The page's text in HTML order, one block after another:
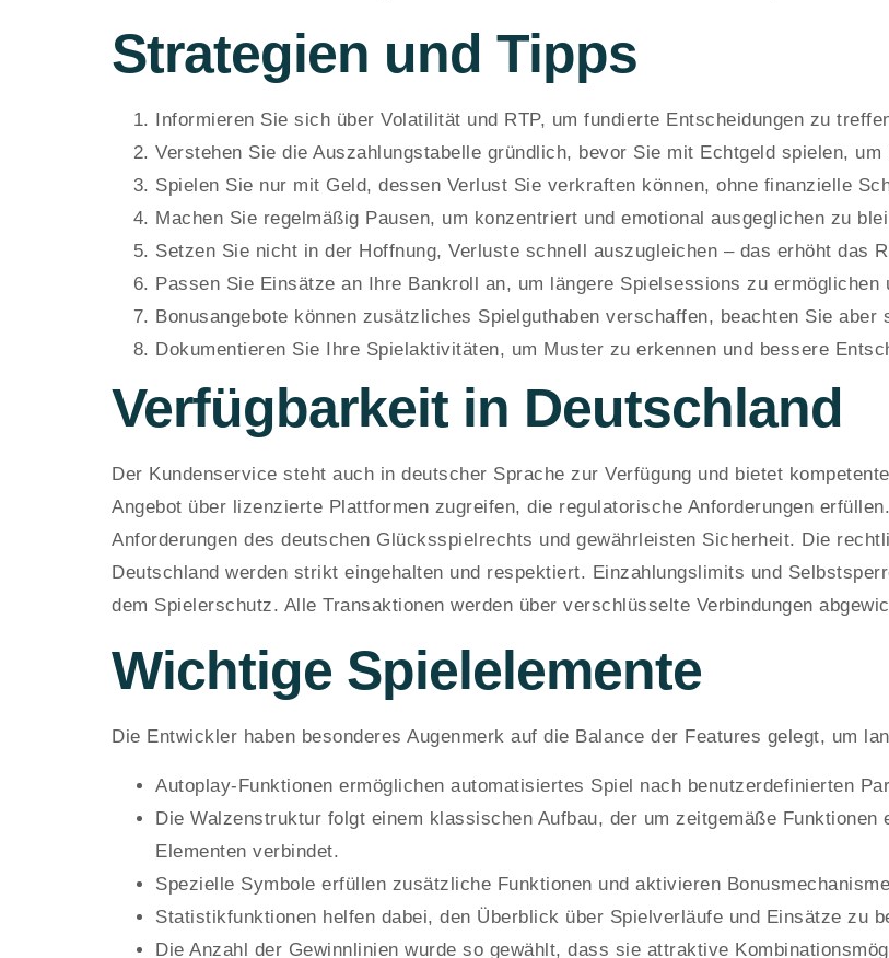
Strategien und Tipps
Informieren Sie sich über Volatilität und RTP, um fundierte Entscheidungen zu
Verstehen Sie die Auszahlungstabelle gründlich, bevor Sie mit Echtgeld spielen,
Spielen Sie nur mit Geld, dessen Verlust Sie verkraften können, ohne finanzielle
Machen Sie regelmäßig Pausen, um konzentriert und emotional ausgeglichen zu
Setzen Sie nicht in der Hoffnung, Verluste schnell auszugleichen – das erhöht das
Passen Sie Einsätze an Ihre Bankroll an, um längere Spielsessions zu ermöglichen
Bonusangebote können zusätzliches Spielguthaben verschaffen, beachten Sie aber
Dokumentieren Sie Ihre Spielaktivitäten, um Muster zu erkennen und bessere
Verfügbarkeit in Deutschland
Der Kundenservice steht auch in deutscher Sprache zur Verfügung und bietet
Angebot über lizenzierte Plattformen zugreifen, die regulatorische Anforderungen
Anforderungen des deutschen Glücksspielrechts und gewährleisten Sicherheit. Die
Deutschland werden strikt eingehalten und respektiert. Einzahlungslimits und
dem Spielerschutz. Alle Transaktionen werden über verschlüsselte Verbindungen
Wichtige Spielelemente
Die Entwickler haben besonderes Augenmerk auf die Balance der Features gelegt, um
Autoplay-Funktionen ermöglichen automatisiertes Spiel nach benutzerdefinierten
Die Walzenstruktur folgt einem klassischen Aufbau, der um zeitgemäße
Elementen verbindet.
Spezielle Symbole erfüllen zusätzliche Funktionen und aktivieren
Statistikfunktionen helfen dabei, den Überblick über Spielverläufe und Einsätze zu
Die Anzahl der Gewinnlinien wurde so gewählt, dass sie attraktive